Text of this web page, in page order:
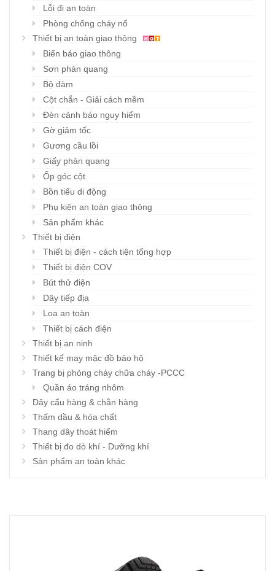
Lỗi đi an toàn
Phòng chống cháy nổ
Thiết bị an toàn giao thông
Biển báo giao thông
Sơn phản quang
Bộ đàm
Cột chắn - Giải cách mềm
Đèn cảnh báo nguy hiểm
Gờ giảm tốc
Gương cầu lồi
Giấy phản quang
Ốp góc cột
Bồn tiểu di động
Phụ kiện an toàn giao thông
Sản phẩm khác
Thiết bị điện
Thiết bị điện - cách tiện tổng hợp
Thiết bị điện COV
Bút thử điện
Dây tiếp địa
Loa an toàn
Thiết bị cách điện
Thiết bị an ninh
Thiết kế may mặc đồ bảo hộ
Trang bị phòng cháy chữa cháy -PCCC
Quần áo tráng nhôm
Dây cẩu hàng & chằn hàng
Thấm dầu & hóa chất
Thang dây thoát hiểm
Thiết bị đo dò khí - Dưỡng khí
Sản phẩm an toàn khác